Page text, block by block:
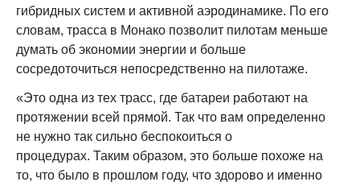
гибридных систем и активной аэродинамике. По его
словам, трасса в Монако позволит пилотам меньше
думать об экономии энергии и больше
сосредоточиться непосредственно на пилотаже.
«Это одна из тех трасс, где батареи работают на
протяжении всей прямой. Так что вам определенно
не нужно так сильно беспокоиться о
процедурах. Таким образом, это больше похоже на
то, что было в прошлом году, что здорово и именно